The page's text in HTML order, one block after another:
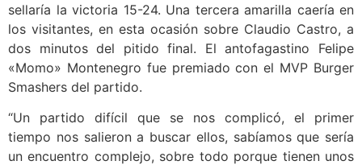
sellaría la victoria 15-24. Una tercera amarilla caería en
los visitantes, en esta ocasión sobre Claudio Castro, a
dos minutos del pitido final. El antofagastino Felipe
«Momo» Montenegro fue premiado con el MVP Burger
Smashers del partido.
“Un partido difícil que se nos complicó, el primer
tiempo nos salieron a buscar ellos, sabíamos que sería
un encuentro complejo, sobre todo porque tienen unos